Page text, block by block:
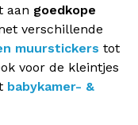
aan goedkope
verschillende
muurstickers tot
voor de kleintjes
babykamer- &